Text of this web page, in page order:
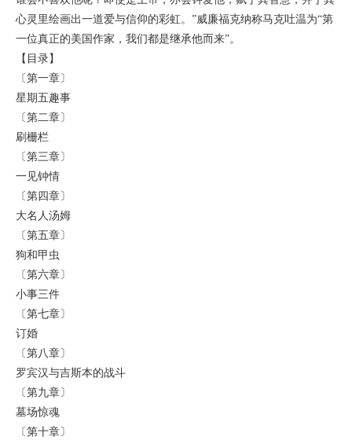
心灵里绘画出一道爱与信仰的彩虹。”威廉福克纳称马克吐温为“第
一位真正的美国作家，我们都是继承他而来”。
【目录】
〔第一章〕
星期五趣事
〔第二章〕
刷栅栏
〔第三章〕
一见钟情
〔第四章〕
大名人汤姆
〔第五章〕
狗和甲虫
〔第六章〕
小事三件
〔第七章〕
订婚
〔第八章〕
罗宾汉与吉斯本的战斗
〔第九章〕
墓场惊魂
〔第十章〕